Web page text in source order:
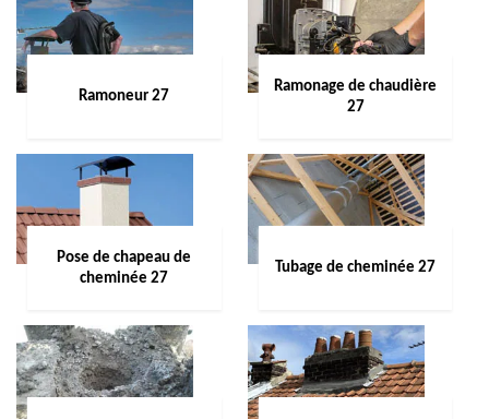
Ramoneur 27
Ramonage de chaudière
27
Pose de chapeau de
cheminée 27
Tubage de cheminée 27